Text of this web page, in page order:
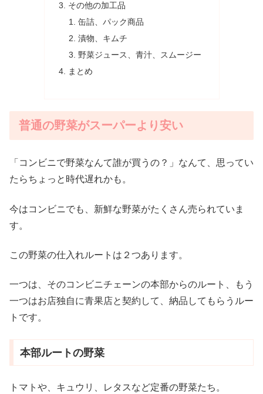
その他の加工品
缶詰、パック商品
漬物、キムチ
野菜ジュース、青汁、スムージー
まとめ
普通の野菜がスーパーより安い
「コンビニで野菜なんて誰が買うの？」なんて、思ってい
たらちょっと時代遅れかも。
今はコンビニでも、新鮮な野菜がたくさん売られていま
す。
この野菜の仕入れルートは２つあります。
一つは、そのコンビニチェーンの本部からのルート、もう
一つはお店独自に青果店と契約して、納品してもらうルー
トです。
本部ルートの野菜
トマトや、キュウリ、レタスなど定番の野菜たち。